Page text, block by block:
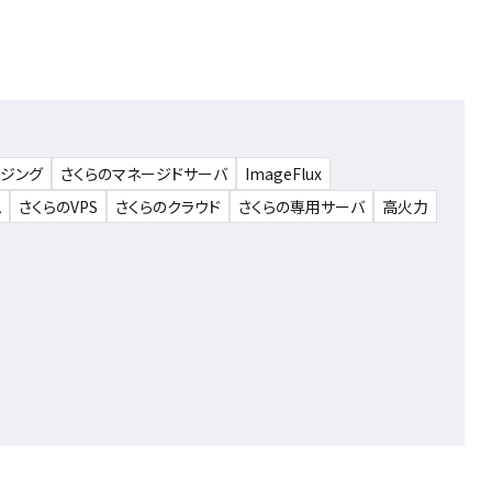
ング さくらのマネージドサーバ
ImageFlux
さくらのVPS さくらのクラウド さくらの専用サーバ
高火力